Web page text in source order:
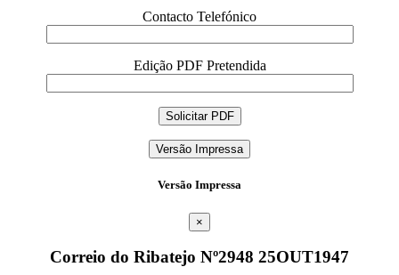
Contacto Telefónico
Edição PDF Pretendida
Versão Impressa
Versão Impressa
×
Correio do Ribatejo Nº2948 25OUT1947